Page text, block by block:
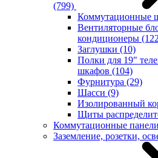
(799)
Коммутационные
Вентиляторные
кондиционеры
Заглушки (10)
Полки для 19"
шкафов (104)
Фурнитура (29)
Шасси (9)
Изолированный
Щиты
Коммутационные
Заземление, розетки,